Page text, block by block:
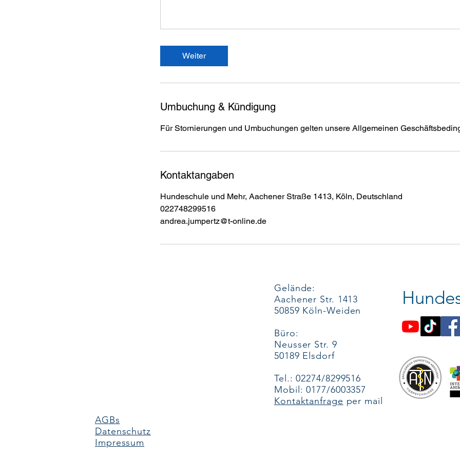
Weiter
Umbuchung & Kündigung
Für Stornierungen und Umbuchungen gelten unsere Allgemeinen
Kontaktangaben
Hundeschule und Mehr, Aachener Straße 1413, Köln, Deutschland
022748299516
andrea.jumpertz@t-online.de
AGBs
Datenschutz
Impressum
Gelände:
Aachener Str. 1413
50859 Köln-Weiden
Büro:
Neusser Str. 9
50189 Elsdorf
Tel.: 02274/8299516
Mobil: 0177/6003357
Kontaktanfrage per mail